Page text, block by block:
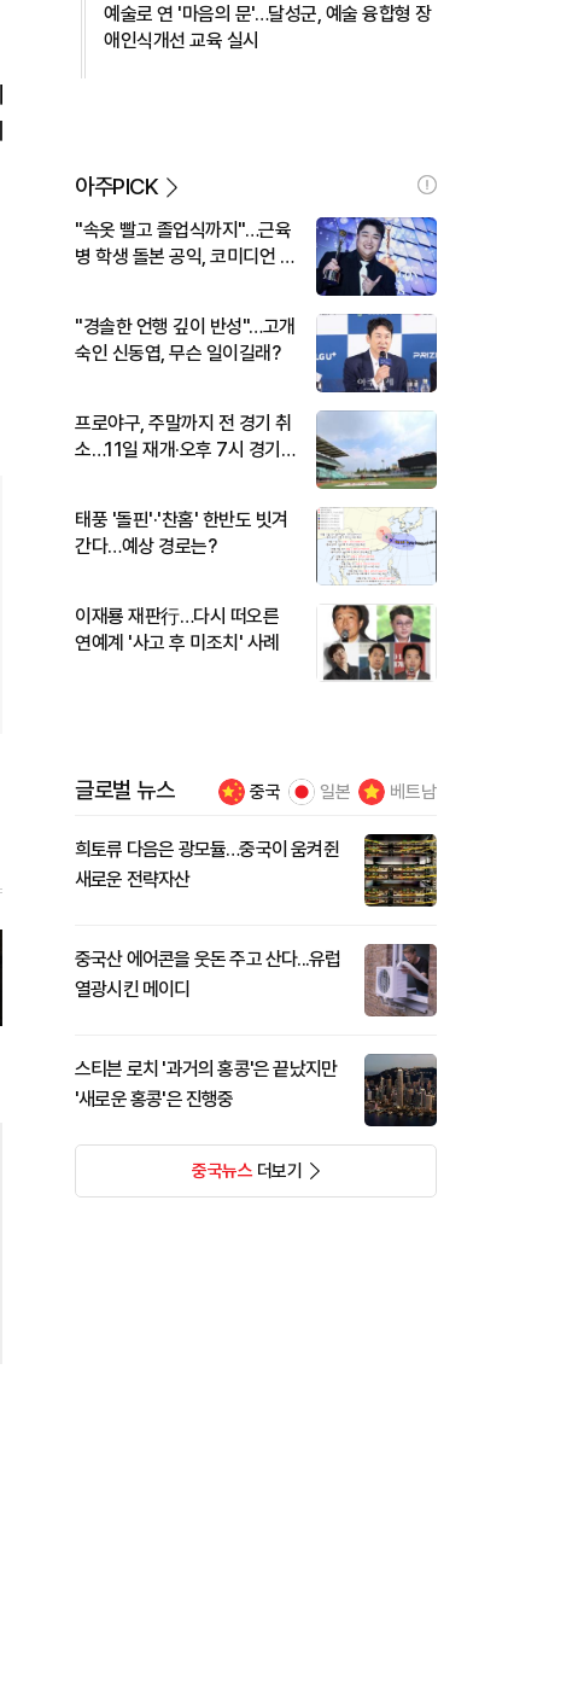
예술로 연 '마음의 문'…달성군, 예술 융합형 장
애인식개선 교육 실시
아주PICK
"속옷 빨고 졸업식까지"…근육
병 학생 돌본 공익, 코미디언 김
"경솔한 언행 깊이 반성"…고개
숙인 신동엽, 무슨 일이길래?
프로야구, 주말까지 전 경기 취
소…11일 재개·오후 7시 경기
태풍 '돌핀'·'찬홈' 한반도 빗겨
간다…예상 경로는?
이재룡 재판行…다시 떠오른
연예계 '사고 후 미조치' 사례
글로벌 뉴스 중국 일본 베트남
희토류 다음은 광모듈…중국이 움켜쥔
새로운 전략자산
중국산 에어콘을 웃돈 주고 산다...유럽
열광시킨 메이디
스티븐 로치 '과거의 홍콩'은 끝났지만
'새로운 홍콩'은 진행중
중국뉴스더보기